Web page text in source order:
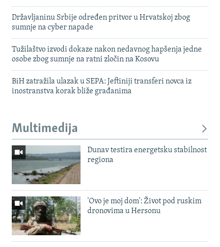
Državljaninu Srbije određen pritvor u Hrvatskoj zbog
sumnje na cyber napade
Tužilaštvo izvodi dokaze nakon nedavnog hapšenja jedne
osobe zbog sumnje na ratni zločin na Kosovu
BiH zatražila ulazak u SEPA: Jeftiniji transferi novca iz
inostranstva korak bliže građanima
Multimedija
Dunav testira energetsku stabilnost
regiona
'Ovo je moj dom': Život pod ruskim
dronovima u Hersonu